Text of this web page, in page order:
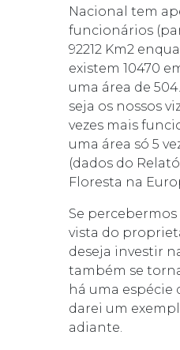
Nacional tem
funcionários
92212 Km2
existem 10470
uma área de
seja os nossos
vezes mais
uma área só 5
(dados do
Floresta na
Se
vista do
deseja investir
também se
há uma espécie
darei um
adiante.